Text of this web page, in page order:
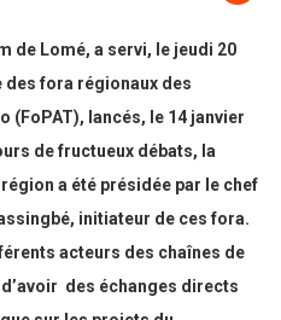
de Lomé, a servi, le jeudi 20
des fora régionaux des
lancés, le 14 janvier
de fructueux débats, la
a été présidée par le chef
initiateur de ces fora.
acteurs des chaînes de
des échanges directs